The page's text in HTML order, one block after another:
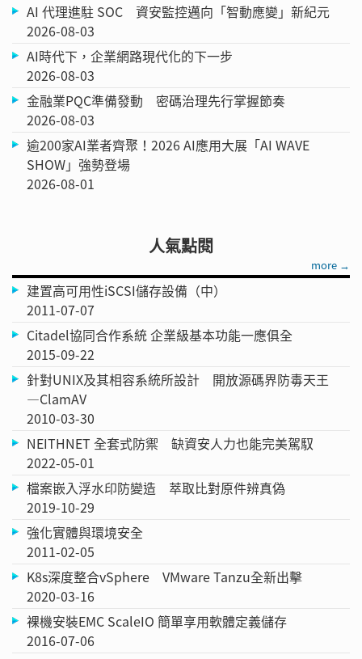
AI 代理進駐 SOC 資安監控邁向「智動應變」新紀元
2026-08-03
AI時代下，企業網路現代化的下一步
2026-08-03
金融業PQC準備發動 密碼治理先行掌握節奏
2026-08-03
逾200家AI業者齊聚！2026 AI應用大展「AI WAVE
SHOW」強勢登場
2026-08-01
人氣點閱
more →
建置高可用性iSCSI儲存設備（中）
2011-07-07
Citadel協同合作系統 企業級基本功能一應俱全
2015-09-22
針對UNIX及其相容系統所設計 開放源碼界防毒天王
—ClamAV
2010-03-30
NEITHNET 全套式防禦 缺資安人力也能完美駕馭
2022-05-01
檔案嵌入浮水印防變造 萃取比對原件辨真偽
2019-10-29
強化實體與環境安全
2011-02-05
K8s深度整合vSphere VMware Tanzu全新出擊
2020-03-16
裸機安裝EMC ScaleIO 簡單享用軟體定義儲存
2016-07-06